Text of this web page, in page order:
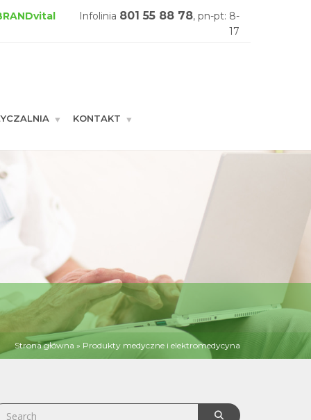
Infolinia 801 55 88 78, pn-pt: 8-
17
KONTAKT
Strona główna » Produkty medyczne i elektromedycyna